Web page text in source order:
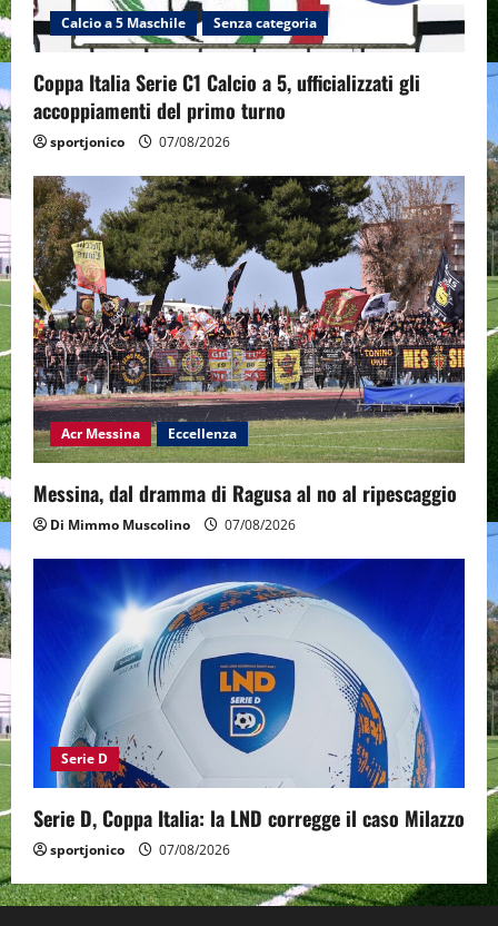
Calcio a 5 Maschile Senza categoria
Coppa Italia Serie C1 Calcio a 5, ufficializzati gli
accoppiamenti del primo turno
sportjonico 07/08/2026
Acr Messina Eccellenza
Messina, dal dramma di Ragusa al no al ripescaggio
Di Mimmo Muscolino 07/08/2026
Serie D
Serie D, Coppa Italia: la LND corregge il caso Milazzo
sportjonico 07/08/2026